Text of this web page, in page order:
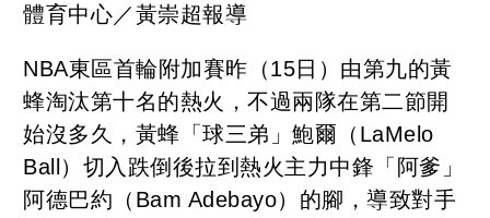
體育中心／黃崇超報導
NBA東區首輪附加賽昨（15日）由第九的黃
蜂淘汰第十名的熱火，不過兩隊在第二節開
始沒多久，黃蜂「球三弟」鮑爾（LaMelo
Ball）切入跌倒後拉到熱火主力中鋒「阿爹」
阿德巴約（Bam Adebayo）的腳，導致對手